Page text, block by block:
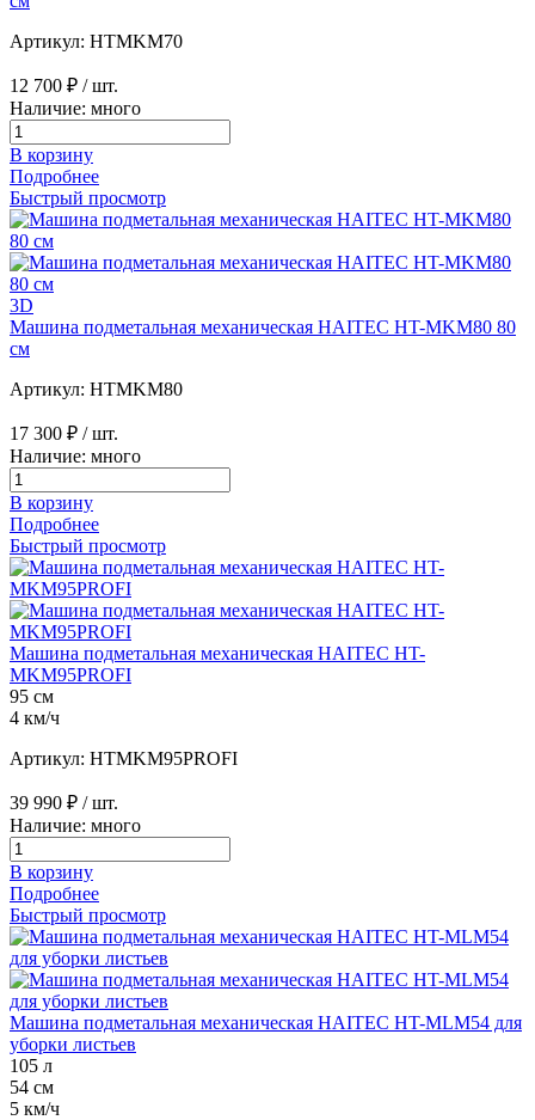
Артикул: HTMKM70
12 700 ₽ / шт.
Наличие: много
В корзину
Подробнее
Быстрый просмотр
3D
Машина подметальная механическая HAITEC HT-MKM80 80
см
Артикул: HTMKM80
17 300 ₽ / шт.
Наличие: много
В корзину
Подробнее
Быстрый просмотр
Машина подметальная механическая HAITEC HT-
MKM95PROFI
95 см
4 км/ч
Артикул: HTMKM95PROFI
39 990 ₽ / шт.
Наличие: много
В корзину
Подробнее
Быстрый просмотр
Машина подметальная механическая HAITEC HT-MLM54 для
уборки листьев
105 л
54 см
5 км/ч